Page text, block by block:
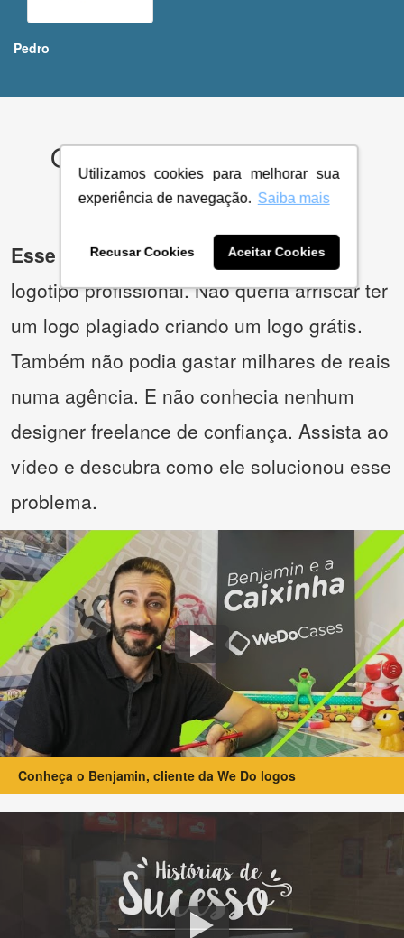
Utilizamos cookies para melhorar sua
experiência de navegação. Saiba mais
Recusar Cookies Aceitar Cookies
Pedro
O que os nossos clientes
acham?
Esse empreendedor precisava de um
logotipo profissional. Não queria arriscar ter
um logo plagiado criando um logo grátis.
Também não podia gastar milhares de reais
numa agência. E não conhecia nenhum
designer freelance de confiança. Assista ao
vídeo e descubra como ele solucionou esse
problema.
Conheça o Benjamin, cliente da We Do logos